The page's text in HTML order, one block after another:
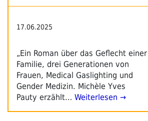
17.06.2025
„Ein Roman über das Geflecht einer
Familie, drei Generationen von
Frauen, Medical Gaslighting und
Gender Medizin. Michèle Yves
Pauty erzählt… Weiterlesen →